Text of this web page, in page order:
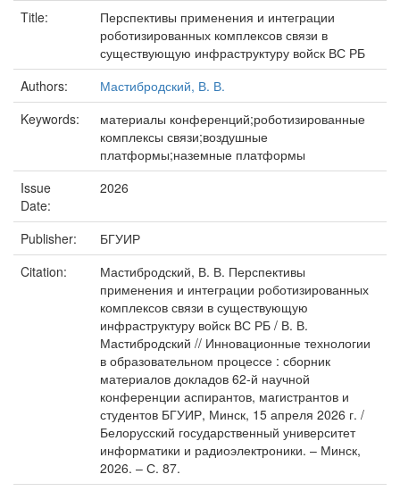
Title:
Перспективы применения и интеграции
роботизированных комплексов связи в
существующую инфраструктуру войск ВС РБ
Authors:
Мастибродский, В. В.
Keywords:
материалы конференций;роботизированные
комплексы связи;воздушные
платформы;наземные платформы
Issue
Date:
2026
Publisher:
БГУИР
Citation:
Мастибродский, В. В. Перспективы
применения и интеграции роботизированных
комплексов связи в существующую
инфраструктуру войск ВС РБ / В. В.
Мастибродский // Инновационные технологии
в образовательном процессе : сборник
материалов докладов 62-й научной
конференции аспирантов, магистрантов и
студентов БГУИР, Минск, 15 апреля 2026 г. /
Белорусский государственный университет
информатики и радиоэлектроники. – Минск,
2026. – С. 87.